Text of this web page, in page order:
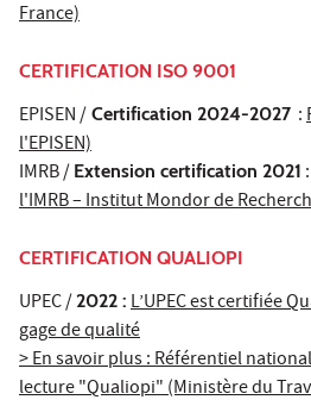
France)
CERTIFICATION ISO 9001
EPISEN / Certification 2024-2027 :
l'EPISEN)
IMRB / Extension certification 2021 :
l'IMRB – Institut Mondor de
CERTIFICATION QUALIOPI
UPEC /2022 : L’UPEC est certifiée
gage de qualité
> En savoir plus : Référentiel
lecture "Qualiopi" (Ministère du